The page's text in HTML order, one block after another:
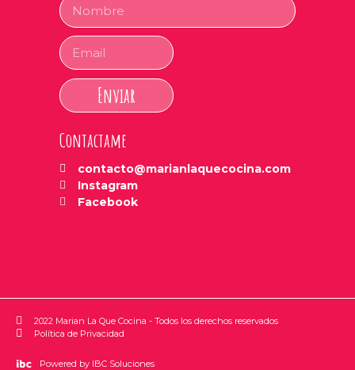
Enviar
Contactame
contacto@marianlaquecocina.com
Instagram
Facebook
2022 Marian La Que Cocina - Todos los derechos reservados
Política de Privacidad
Powered by IBC Soluciones